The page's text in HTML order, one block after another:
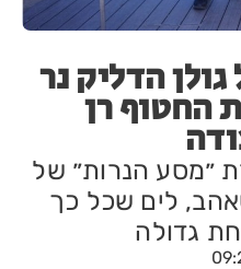
הדליק נר
החטוף רן
״מסע הנרות״ של
לים שכל כך
גדולה